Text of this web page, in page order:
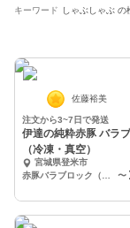
キーワード しゃぶしゃぶ の
佐藤裕美
注文から3~7日で発送
伊達の純粋赤豚 バラ
（冷凍・真空）
宮城県登米市
〜